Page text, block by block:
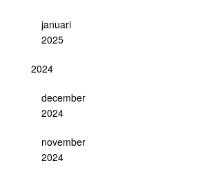
januari
2025
2024
december
2024
november
2024